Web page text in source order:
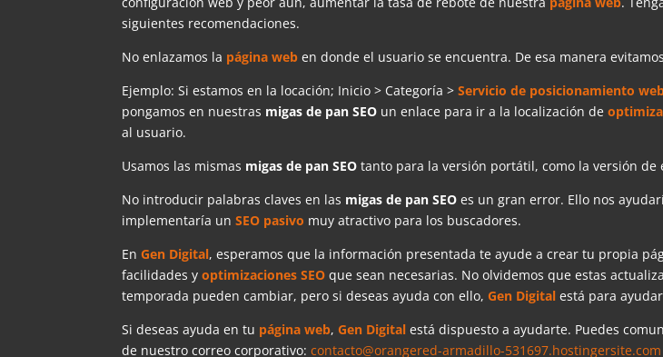
siguientes recomendaciones.
No enlazamos la página web en donde el usuario se encuentra. De esa manera
Ejemplo: Si estamos en la locación; Inicio > Categoría >Servicio de posicionamiento
pongamos en nuestras migas de pan SEO un enlace para ir a la localización de
al usuario.
Usamos las mismas migas de pan SEO tanto para la versión portátil, como la versión de
No introducir palabras claves en las migas de pan SEO es un gran error. Ello nos
implementaría unSEO pasivo muy atractivo para los buscadores.
EnGen Digital, esperamos que la información presentada te ayude a crear tu propia
facilidades yoptimizaciones SEO que sean necesarias. No olvidemos que estas
temporada pueden cambiar, pero si deseas ayuda con ello,Gen Digital está para
Si deseas ayuda en tu página web,Gen Digital está dispuesto a ayudarte. Puedes
de nuestro correo corporativo:contacto@orangered-armadillo-531697.hostingersite.com